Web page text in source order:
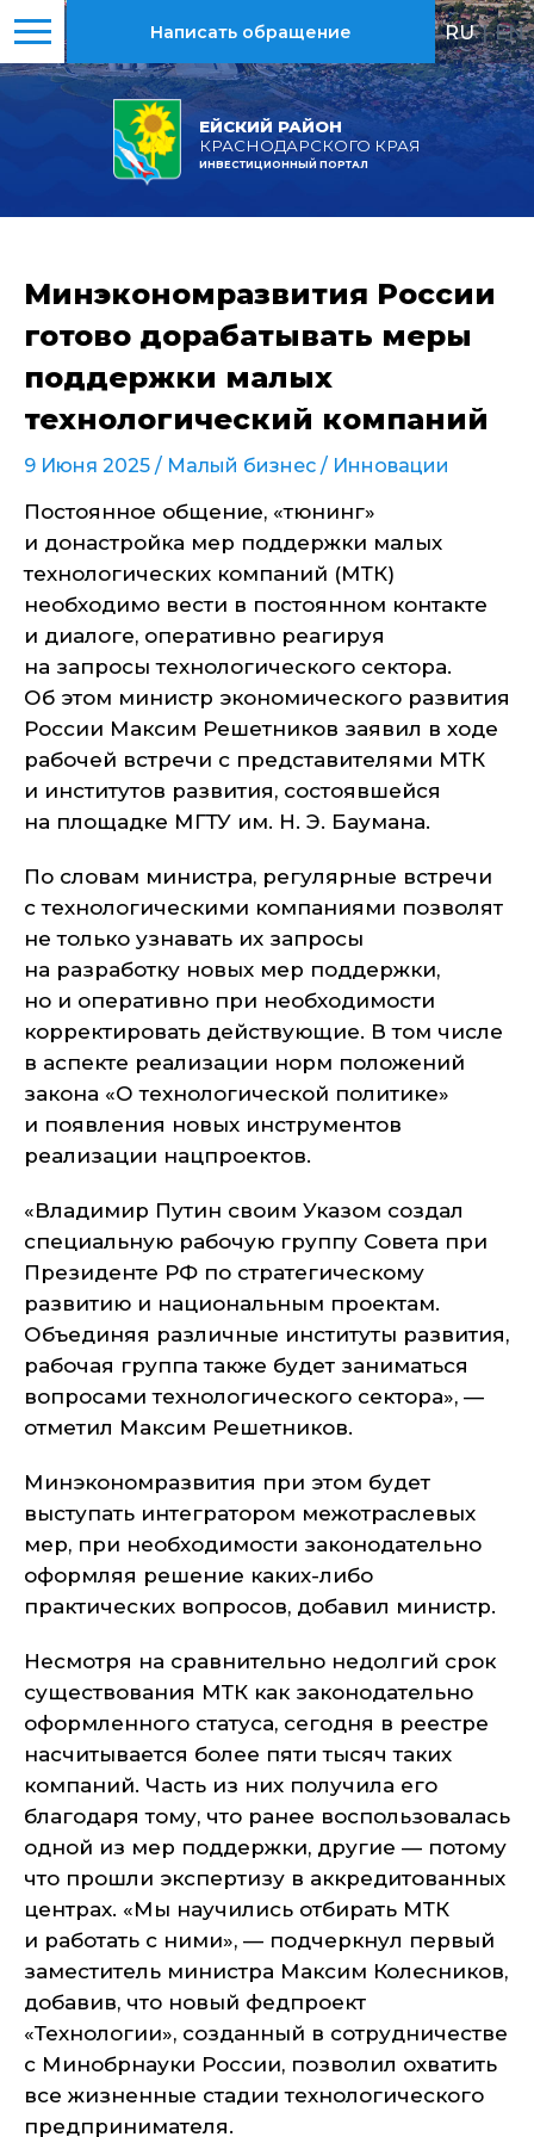
ЕЙСКИЙ РАЙОН
КРАСНОДАРСКОГО КРАЯ
ИНВЕСТИЦИОННЫЙ ПОРТАЛ
Написать обращение RU | EN
Минэкономразвития России
готово дорабатывать меры
поддержки малых
технологический компаний
9 Июня 2025 / Малый бизнес / Инновации
Постоянное общение, «тюнинг»
и донастройка мер поддержки малых
технологических компаний (МТК)
необходимо вести в постоянном контакте
и диалоге, оперативно реагируя
на запросы технологического сектора.
Об этом министр экономического развития
России Максим Решетников заявил в ходе
рабочей встречи с представителями МТК
и институтов развития, состоявшейся
на площадке МГТУ им. Н. Э. Баумана.
По словам министра, регулярные встречи
с технологическими компаниями позволят
не только узнавать их запросы
на разработку новых мер поддержки,
но и оперативно при необходимости
корректировать действующие. В том числе
в аспекте реализации норм положений
закона «О технологической политике»
и появления новых инструментов
реализации нацпроектов.
«Владимир Путин своим Указом создал
специальную рабочую группу Совета при
Президенте РФ по стратегическому
развитию и национальным проектам.
Объединяя различные институты развития,
рабочая группа также будет заниматься
вопросами технологического сектора», —
отметил Максим Решетников.
Минэкономразвития при этом будет
выступать интегратором межотраслевых
мер, при необходимости законодательно
оформляя решение каких-либо
практических вопросов, добавил министр.
Несмотря на сравнительно недолгий срок
существования МТК как законодательно
оформленного статуса, сегодня в реестре
насчитывается более пяти тысяч таких
компаний. Часть из них получила его
благодаря тому, что ранее воспользовалась
одной из мер поддержки, другие — потому
что прошли экспертизу в аккредитованных
центрах. «Мы научились отбирать МТК
и работать с ними», — подчеркнул первый
заместитель министра Максим Колесников,
добавив, что новый федпроект
«Технологии», созданный в сотрудничестве
с Минобрнауки России, позволил охватить
все жизненные стадии технологического
предпринимателя.